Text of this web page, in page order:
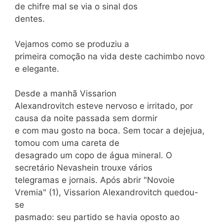
de chifre mal se via o sinal dos
dentes.
Vejamos como se produziu a
primeira comoção na vida deste cachimbo novo
e elegante.
Desde a manhã Vissarion
Alexandrovitch esteve nervoso e irritado, por
causa da noite passada sem dormir
e com mau gosto na boca. Sem tocar a dejejua,
tomou com uma careta de
desagrado um copo de água mineral. O
secretário Nevashein trouxe vários
telegramas e jornais. Após abrir "Novoie
Vremia" (1), Vissarion Alexandrovitch quedou-
se
pasmado: seu partido se havia oposto ao